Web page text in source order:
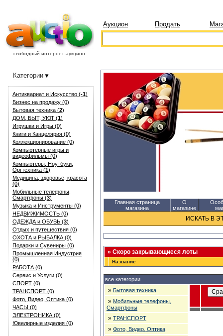
свободный интернет-аукцион
Аукцион Продать
Антиквариат и Искуcство (-1)
Бизнес на продажу (0)
Бытовая техника (2)
ДОМ, БЫТ, УЮТ (1)
Игрушки и Игры (0)
Книги и Канцелярия (0)
Коллекционирование (0)
Компьютерные игры и
видеофильмы (0)
Компьютеры, Ноутбуки,
Оргтехника (1)
Медицина, здоровье, красота
(0)
Мобильные телефоны,
Смартфоны (3)
Музыка и Инструменты (0)
НЕДВИЖИМОСТЬ (0)
ОДЕЖДА и ОБУВЬ (3)
Отдых и путешествия (0)
ОХОТА и РЫБАЛКА (0)
Подарки и Сувениры (0)
Промышленная Индустрия
(0)
РАБОТА (0)
Сервис и Услуги (0)
СПОРТ (0)
ТРАНСПОРТ (0)
Фото, Видео, Оптика (0)
ЧАСЫ (0)
ЭЛЕКТРОНИКА (0)
Ювелирные изделия (0)
Категории
Главная страница
магазина
О
магазине
ИСКАТЬ В
» Скоро закрывающиеся лоты
Название
все категории
» Бытовая техника
» Мобильные телефоны,
Смартфоны
» ТРАНСПОРТ
» Фото, Видео, Оптика